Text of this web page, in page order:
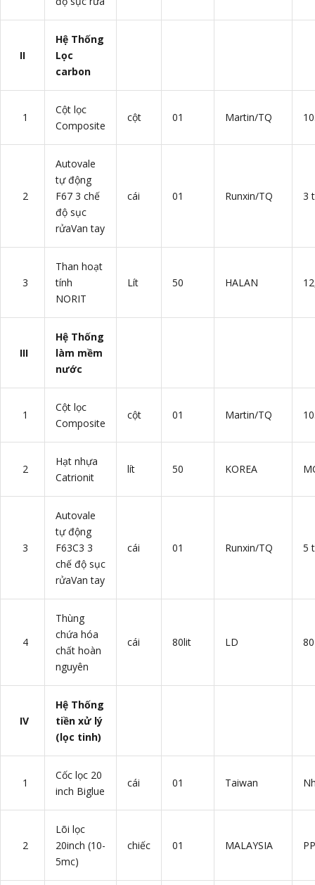
II
Hệ Thống
Lọc
carbon
1
Cột lọc
Composite
cột 01 Martin/TQ
2
Autovale
tự động
F67 3 chế
độ sục
rửaVan tay
cái 01 Runxin/TQ 3
3
Than hoạt
tính
NORIT
Lít 50 HALAN
III
Hệ Thống
làm mềm
nước
1
Cột lọc
Composite
cột 01 Martin/TQ
2
Hạt nhựa
Catrionit
lít 50 KOREA
3
Autovale
tự động
F63C3 3
chế độ sục
rửaVan tay
cái 01 Runxin/TQ 5
4
Thùng
chứa hóa
chất hoàn
nguyên
cái 80lit LD
IV
Hệ Thống
tiền xử lý
(lọc tinh)
1
Cốc lọc 20
inch Biglue
cái 01 Taiwan
2
Lõi lọc
20inch (10-
5mc)
chiếc 01 MALAYSIA